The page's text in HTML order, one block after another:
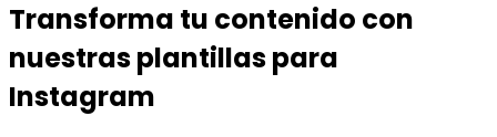
Transforma tu contenido con
nuestras plantillas para
Instagram